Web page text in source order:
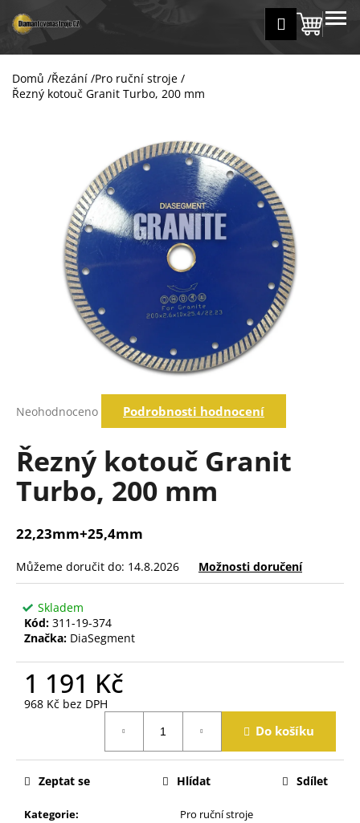
na
obsah
Přihlášení
košík
MENU
Domů /Řezání /Pro ruční stroje /
Řezný kotouč Granit Turbo, 200 mm
hodnocení
je
0,0
Neohodnoceno Podrobnosti hodnocení
Řezný kotouč Granit
Turbo, 200 mm
22,23mm+25,4mm
Můžeme doručit do: 14.8.2026 Možnosti doručení
Skladem
Kód: 311-19-374
Značka: DiaSegment
1 191 Kč
968 Kč bez DPH
Do košíku
Kategorie:
Pro ruční stroje
Zeptat se Hlídat Sdílet
š
Zpět
Zpět
C
j
í
t
?
Hledat
D
o
p
o
r
u
m
e